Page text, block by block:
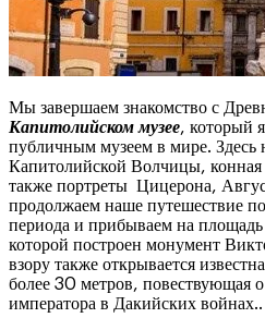
Мы завершаем знакомство с
Капитолийском музее, который
публичным музеем в мире. Здесь
Капитолийской Волчицы, конная
также портреты Цицерона,
продолжаем наше путешествие
периода и прибываем на площадь
которой построен монумент
взору также открывается
более 30 метров, повествующая
императора в Дакийских войнах..